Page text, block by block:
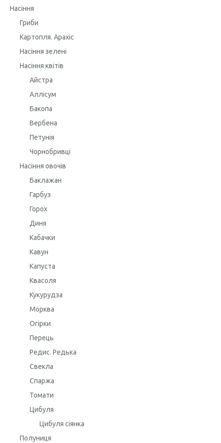
Насіння
Гриби
Картопля. Арахіс
Насіння зелені
Насіння квітів
Айстра
Аллісум
Бакопа
Вербена
Петунія
Чорнобривці
Насіння овочів
Баклажан
Гарбуз
Горох
Диня
Кабачки
Кавун
Капуста
Квасоля
Кукурудза
Морква
Огірки
Перець
Редис. Редька
Свекла
Спаржа
Томати
Цибуля
Цибуля сіянка
Полуниця